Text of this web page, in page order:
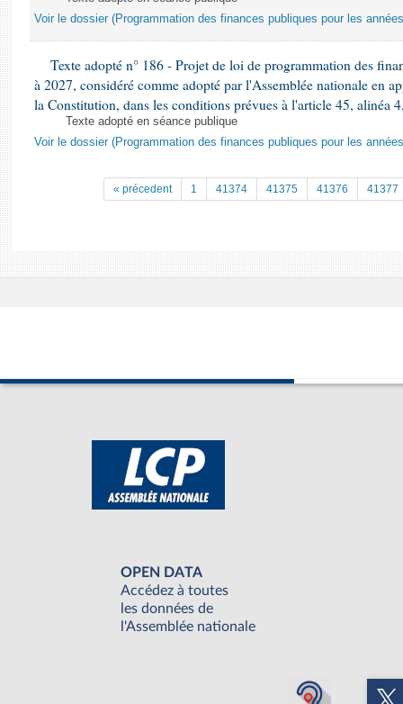
Voir le dossier (Programmation des finances publiques pour les
Texte adopté n° 186 - Projet de loi de programmation des
à 2027, considéré comme adopté par l'Assemblée nationale en
la Constitution, dans les conditions prévues à l'article 45, alinéa
Texte adopté en séance publique
Voir le dossier (Programmation des finances publiques pour les
« précedent 1 41374 41375 41376 41377
OPEN DATA
Accédez à toutes
les données de
l'Assemblée nationale